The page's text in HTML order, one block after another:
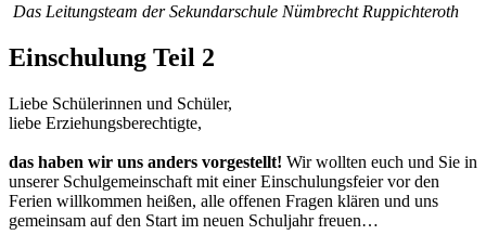
Das Leitungsteam der Sekundarschule Nümbrecht Ruppichteroth
Einschulung Teil 2
Liebe Schülerinnen und Schüler,
liebe Erziehungsberechtigte,
das haben wir uns anders vorgestellt! Wir wollten euch und Sie in
unserer Schulgemeinschaft mit einer Einschulungsfeier vor den
Ferien willkommen heißen, alle offenen Fragen klären und uns
gemeinsam auf den Start im neuen Schuljahr freuen…